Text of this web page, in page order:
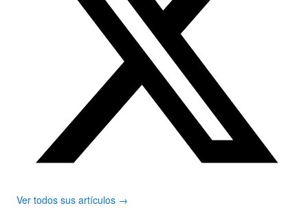
Ver todos sus artículos →